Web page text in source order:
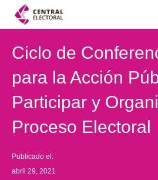
Ciclo de
para la Acción
Participar y
Proceso Electoral
Publicado el:
abril 29, 2021